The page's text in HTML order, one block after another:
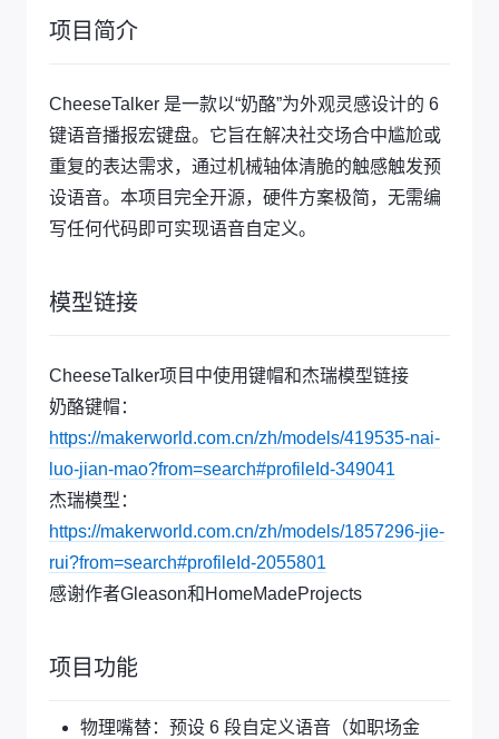
项目简介
CheeseTalker 是一款以“奶酪”为外观灵感设计的 6
键语音播报宏键盘。它旨在解决社交场合中尴尬或
重复的表达需求，通过机械轴体清脆的触感触发预
设语音。本项目完全开源，硬件方案极简，无需编
写任何代码即可实现语音自定义。
模型链接
CheeseTalker项目中使用键帽和杰瑞模型链接
奶酪键帽：
https://makerworld.com.cn/zh/models/419535-nai-
luo-jian-mao?from=search#profileId-349041
杰瑞模型：
https://makerworld.com.cn/zh/models/1857296-jie-
rui?from=search#profileId-2055801
感谢作者Gleason和HomeMadeProjects
项目功能
物理嘴替：预设 6 段自定义语音（如职场金